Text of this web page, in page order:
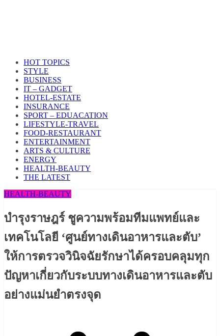
HOT TOPICS
STYLE
BUSINESS
IT – GADGET
HOTEL-ESTATE
INSURANCE
SPORT – EDUACATION
LIFESTYLE​-TRAVEL​
FOOD-RESTAURANT
ENTERTAINMENT
ARTS & CULTURE
ENERGY
HEALTH​-BEAUTY
THE LATEST
HEALTH​-BEAUTY
บำรุงราษฎร์ ชูความพร้อมทีมแพทย์และ
เทคโนโลยี ‘ศูนย์ทางเดินอาหารและตับ’
ให้การตรวจวินิจฉัยรักษาได้ครอบคลุมทุก
ปัญหาเกี่ยวกับระบบทางเดินอาหารและตับ
อย่างแม่นยำตรงจุด